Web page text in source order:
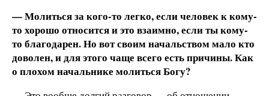
— Молиться за кого-то легко, если человек к кому-
то хорошо относится и это взаимно, если ты кому-
то благодарен. Но вот своим начальством мало кто
доволен, и для этого чаще всего есть причины. Как
о плохом начальнике молиться Богу?